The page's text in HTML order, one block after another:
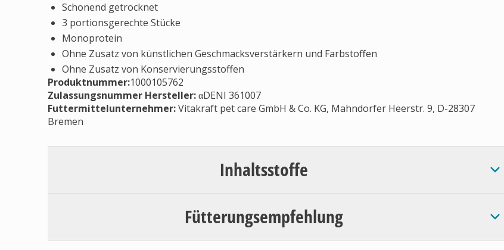
Schonend getrocknet
3 portionsgerechte Stücke
Monoprotein
Ohne Zusatz von künstlichen Geschmacksverstärkern und Farbstoffen
Ohne Zusatz von Konservierungsstoffen
Produktnummer:1000105762
Zulassungsnummer Hersteller:αDENI 361007
Futtermittelunternehmer:Vitakraft pet care GmbH & Co. KG, Mahndorfer Heerstr. 9, D-28307
Bremen
Inhaltsstoffe
Fütterungsempfehlung